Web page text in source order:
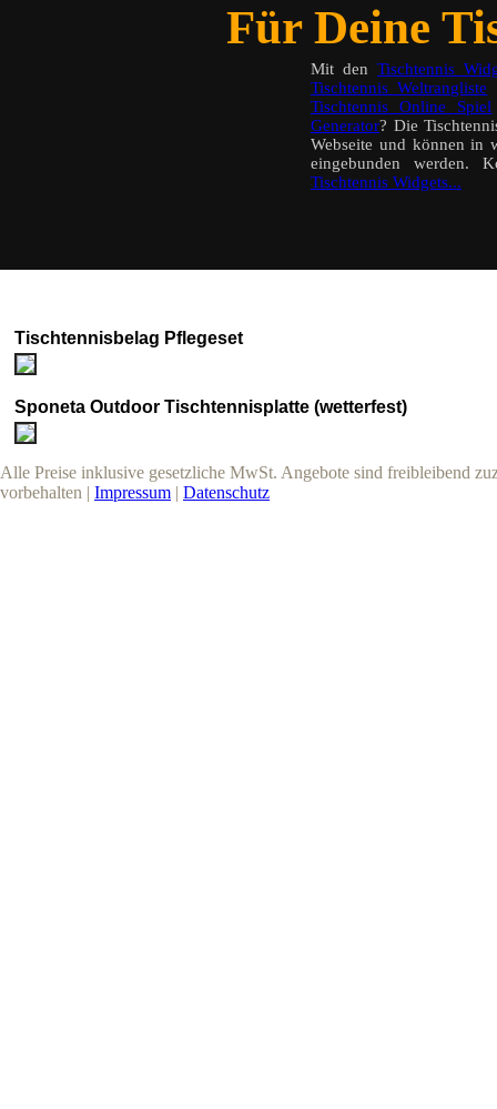
Für Deine
Mit den Tischtennis
Tischtennis Weltrangliste
Tischtennis Online Spiel
Generator? Die
Webseite und können in
eingebunden werden.
Tischtennis Widgets...
Tischtennisbelag Pflegeset
Sponeta Outdoor Tischtennisplatte (wetterfest)
Alle Preise inklusive gesetzliche MwSt. Angebote sind freibleibend
vorbehalten | Impressum | Datenschutz